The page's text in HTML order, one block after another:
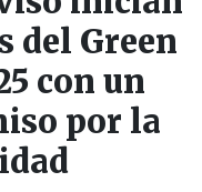
del Green
con un
por la